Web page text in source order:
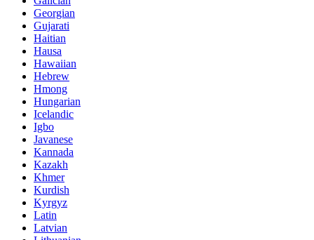
Georgian
Gujarati
Haitian
Hausa
Hawaiian
Hebrew
Hmong
Hungarian
Icelandic
Igbo
Javanese
Kannada
Kazakh
Khmer
Kurdish
Kyrgyz
Latin
Latvian